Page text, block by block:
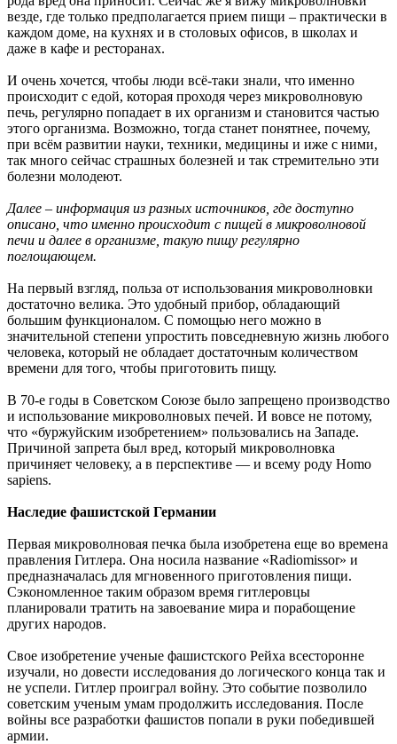
везде, где только предполагается прием пищи – практически в
каждом доме, на кухнях и в столовых офисов, в школах и
даже в кафе и ресторанах.
И очень хочется, чтобы люди всё-таки знали, что именно
происходит с едой, которая проходя через микроволновую
печь, регулярно попадает в их организм и становится частью
этого организма. Возможно, тогда станет понятнее, почему,
при всём развитии науки, техники, медицины и иже с ними,
так много сейчас страшных болезней и так стремительно эти
болезни молодеют.
Далее – информация из разных источников, где доступно
описано, что именно происходит с пищей в микроволновой
печи и далее в организме, такую пищу регулярно
поглощающем.
На первый взгляд, польза от использования микроволновки
достаточно велика. Это удобный прибор, обладающий
большим функционалом. С помощью него можно в
значительной степени упростить повседневную жизнь любого
человека, который не обладает достаточным количеством
времени для того, чтобы приготовить пищу.
В 70-е годы в Советском Союзе было запрещено производство
и использование микроволновых печей. И вовсе не потому,
что «буржуйским изобретением» пользовались на Западе.
Причиной запрета был вред, который микроволновка
причиняет человеку, а в перспективе — и всему роду Homo
sapiens.
Наследие фашистской Германии
Первая микроволновая печка была изобретена еще во времена
правления Гитлера. Она носила название «Radiomissor» и
предназначалась для мгновенного приготовления пищи.
Сэкономленное таким образом время гитлеровцы
планировали тратить на завоевание мира и порабощение
других народов.
Свое изобретение ученые фашистского Рейха всесторонне
изучали, но довести исследования до логического конца так и
не успели. Гитлер проиграл войну. Это событие позволило
советским ученым умам продолжить исследования. После
войны все разработки фашистов попали в руки победившей
армии.